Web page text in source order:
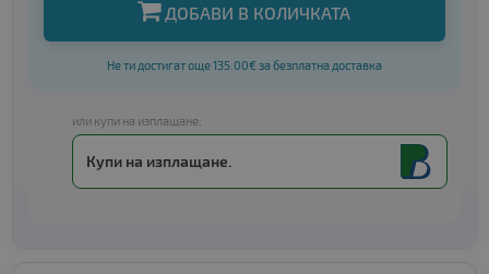
ДОБАВИ В КОЛИЧКАТА
Не ти достигат още 135.00€ за безплатна доставка
или купи на изплащане:
Купи на изплащане.